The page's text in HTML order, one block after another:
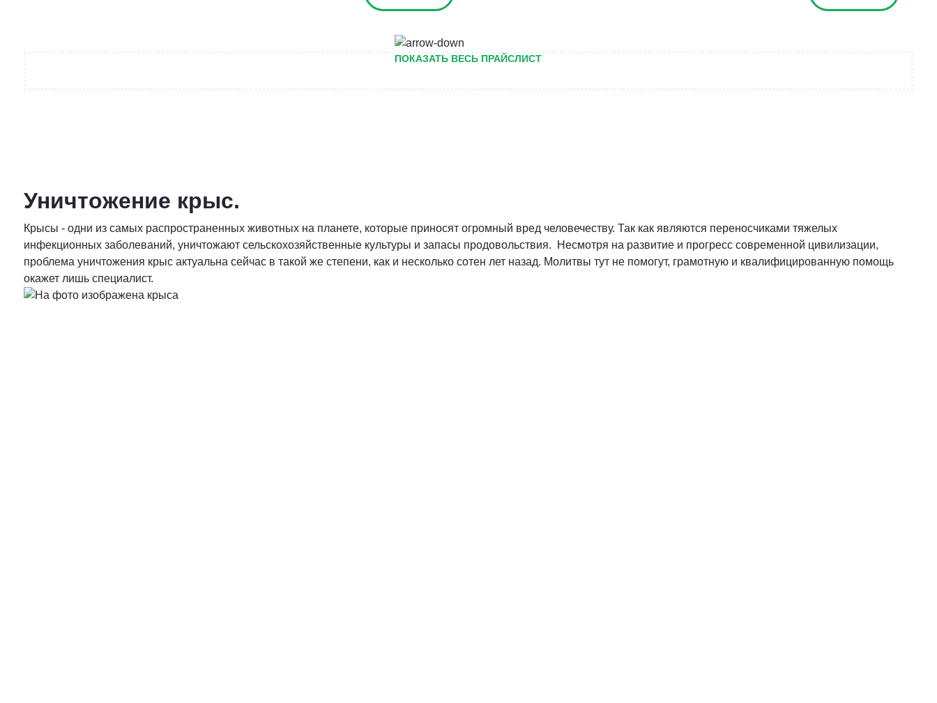
от 5000 руб.
ПОКАЗАТЬ ВЕСЬ ПРАЙСЛИСТ
Уничтожение крыс.
Крысы - одни из самых распространенных животных на планете, которые приносят огромный вред человечеству. Так как являются переносчиками тяжелых
инфекционных заболеваний, уничтожают сельскохозяйственные культуры и запасы продовольствия. Несмотря на развитие и прогресс современной цивилизации,
проблема уничтожения крыс актуальна сейчас в такой же степени, как и несколько сотен лет назад. Молитвы тут не помогут, грамотную и квалифицированную помощь
окажет лишь специалист.